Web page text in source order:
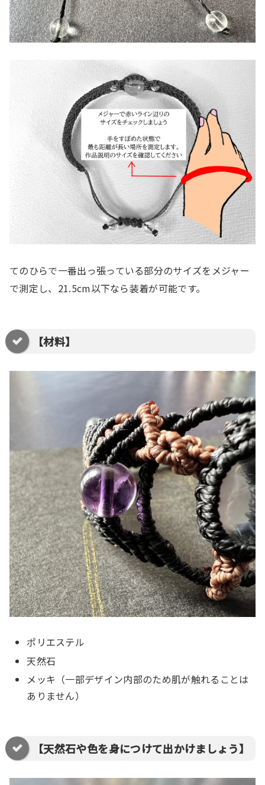
てのひらで一番出っ張っている部分のサイズをメジャー
で測定し、21.5cm以下なら装着が可能です。
【材料】
ポリエステル
天然石
メッキ（一部デザイン内部のため肌が触れることは
ありません）
【天然石や色を身につけて出かけましょう】